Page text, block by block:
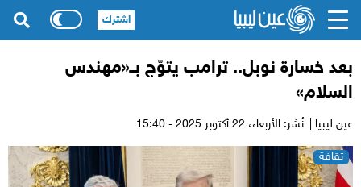
بعد خسارة نوبل.. ترامب يتوّج بــ«مهندس
السلام»
عين ليبيا | نُشر: الأربعاء،
ثقافة
اشترك